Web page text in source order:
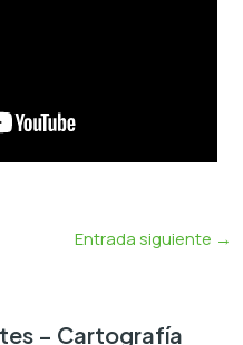
Entrada siguiente →
– Cartografía